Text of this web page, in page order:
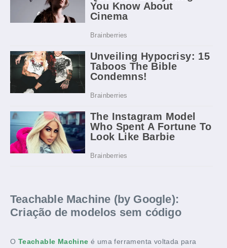
Teachable Machine (by Google):
Criação de modelos sem código
O Teachable Machine é uma ferramenta voltada para